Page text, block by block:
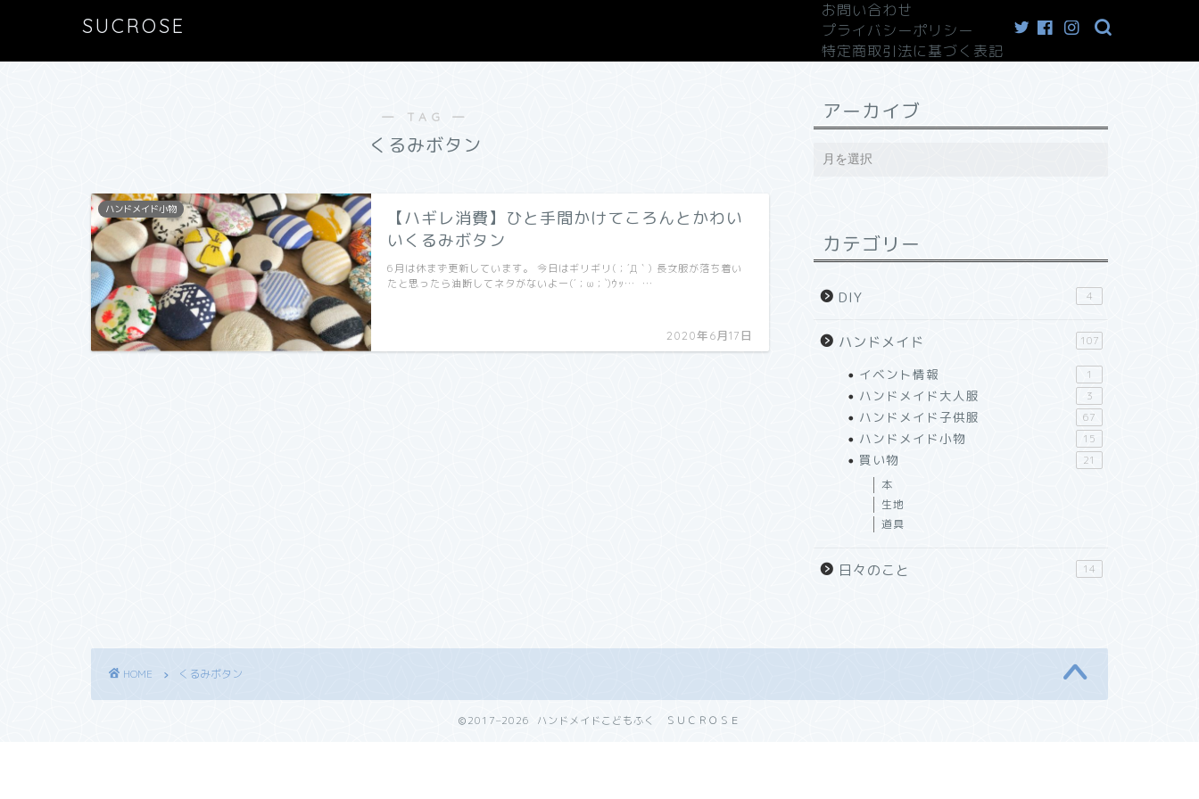
SUCROSE
お問い合わせ
プライバシーポリシー
特定商取引法に基づく表記
― TAG ―
くるみボタン
ハンドメイド小物
【ハギレ消費】ひと手間かけてころんとかわい
いくるみボタン
2020年6月17日
6月は休まず更新しています。 今日はギリギリ(；´Д｀) 長女服が落ち着い
たと思ったら油断してネタがないよー(´；ω；`)ｳｯ… …
アーカイブ
カテゴリー
DIY 4
ハンドメイド 107
イベント情報 1
ハンドメイド大人服 3
ハンドメイド子供服 67
ハンドメイド小物 15
買い物 21
本
生地
道具
日々のこと 14
HOME くるみボタン
2017–2026 ハンドメイドこどもふく ＳＵＣＲＯＳＥ